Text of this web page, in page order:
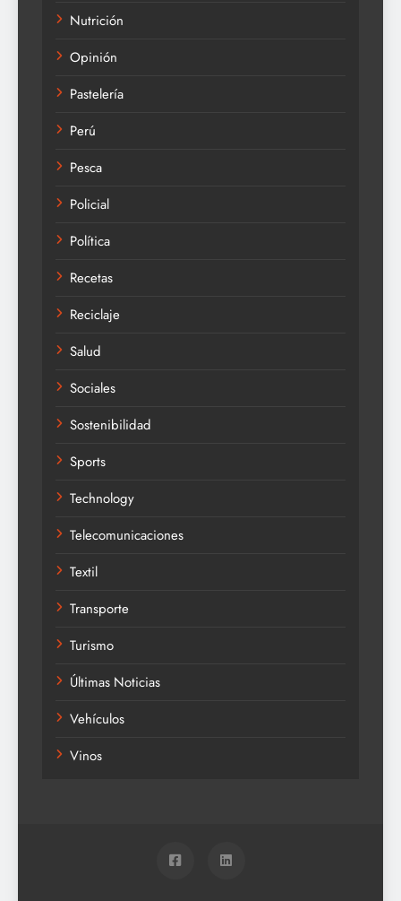
Nutrición
Opinión
Pastelería
Perú
Pesca
Policial
Política
Recetas
Reciclaje
Salud
Sociales
Sostenibilidad
Sports
Technology
Telecomunicaciones
Textil
Transporte
Turismo
Últimas Noticias
Vehículos
Vinos